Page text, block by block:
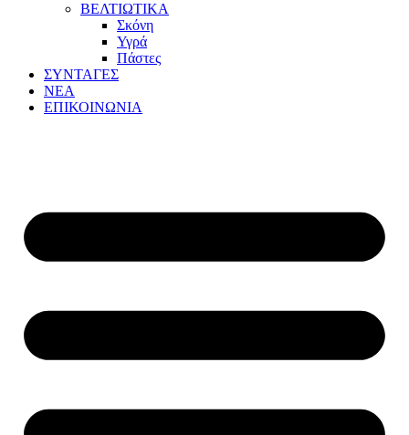
ΒΕΛΤΙΩΤΙΚΑ
Σκόνη
Υγρά
Πάστες
ΣΥΝΤΑΓΕΣ
ΝΕΑ
ΕΠΙΚΟΙΝΩΝΙΑ